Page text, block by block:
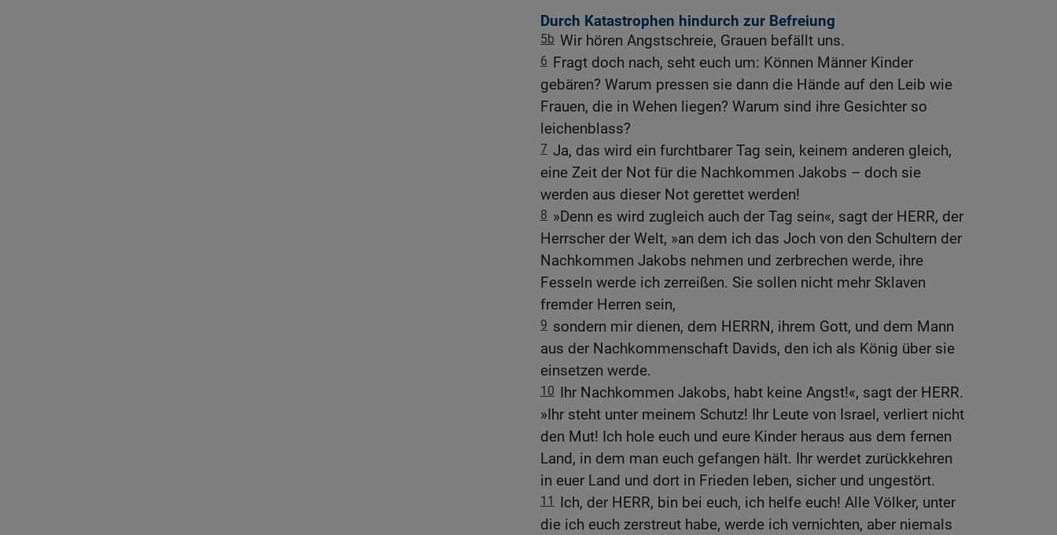
Durch Katastrophen hindurch zur Befreiung
5b Wir hören Angstschreie, Grauen befällt uns.
6 Fragt doch nach, seht euch um: Können Männer Kinder
gebären? Warum pressen sie dann die Hände auf den Leib wie
Frauen, die in Wehen liegen? Warum sind ihre Gesichter so
leichenblass?
7 Ja, das wird ein furchtbarer Tag sein, keinem anderen gleich,
eine Zeit der Not für die Nachkommen Jakobs – doch sie
werden aus dieser Not gerettet werden!
8 »Denn es wird zugleich auch der Tag sein«, sagt der HERR, der
Herrscher der Welt, »an dem ich das Joch von den Schultern der
Nachkommen Jakobs nehmen und zerbrechen werde, ihre
Fesseln werde ich zerreißen. Sie sollen nicht mehr Sklaven
fremder Herren sein,
9 sondern mir dienen, dem HERRN, ihrem Gott, und dem Mann
aus der Nachkommenschaft Davids, den ich als König über sie
einsetzen werde.
10 Ihr Nachkommen Jakobs, habt keine Angst!«, sagt der HERR.
»Ihr steht unter meinem Schutz! Ihr Leute von Israel, verliert nicht
den Mut! Ich hole euch und eure Kinder heraus aus dem fernen
Land, in dem man euch gefangen hält. Ihr werdet zurückkehren
in euer Land und dort in Frieden leben, sicher und ungestört.
11
Ich, der HERR, bin bei euch, ich helfe euch! Alle Völker, unter
die ich euch zerstreut habe, werde ich vernichten, aber niemals